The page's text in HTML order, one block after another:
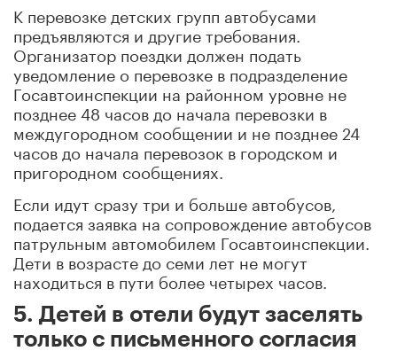
К перевозке детских групп автобусами
предъявляются и другие требования.
Организатор поездки должен подать
уведомление о перевозке в подразделение
Госавтоинспекции на районном уровне не
позднее 48 часов до начала перевозки в
междугородном сообщении и не позднее 24
часов до начала перевозок в городском и
пригородном сообщениях.
Если идут сразу три и больше автобусов,
подается заявка на сопровождение автобусов
патрульным автомобилем Госавтоинспекции.
Дети в возрасте до семи лет не могут
находиться в пути более четырех часов.
5. Детей в отели будут заселять
только с письменного согласия